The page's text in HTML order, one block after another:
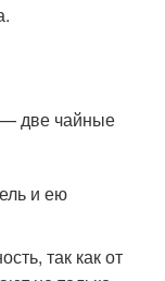
две чайные
и ею
так как от